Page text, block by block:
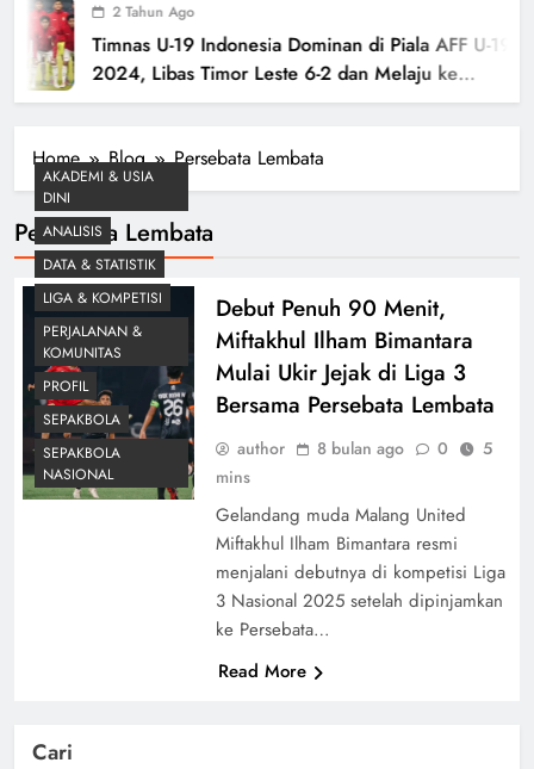
2 Tahun Ago
Timnas U-19 Indonesia Dominan di Piala AFF U-19
2024, Libas Timor Leste 6-2 dan Melaju ke
Semifinal
Home Blog Persebata Lembata
Persebata Lembata
AKADEMI & USIA
DINI
ANALISIS
DATA & STATISTIK
LIGA & KOMPETISI
PERJALANAN &
KOMUNITAS
PROFIL
SEPAKBOLA
SEPAKBOLA
NASIONAL
Debut Penuh 90 Menit,
Miftakhul Ilham Bimantara
Mulai Ukir Jejak di Liga 3
Bersama Persebata Lembata
author 8 bulan ago 0
5
mins
Gelandang muda Malang United
Miftakhul Ilham Bimantara resmi
menjalani debutnya di kompetisi Liga
3 Nasional 2025 setelah dipinjamkan
ke Persebata…
Read More
Cari